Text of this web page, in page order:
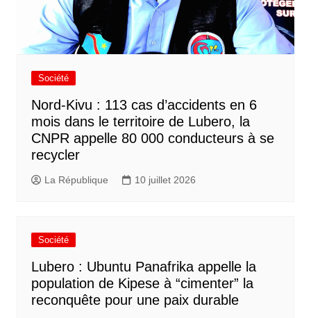
Société
Nord-Kivu : 113 cas d’accidents en 6
mois dans le territoire de Lubero, la
CNPR appelle 80 000 conducteurs à se
recycler
La République 10 juillet 2026
Société
Lubero : Ubuntu Panafrika appelle la
population de Kipese à “cimenter” la
reconquête pour une paix durable